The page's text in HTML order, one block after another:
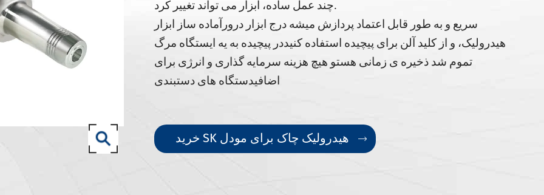
نگهبانان ابزار DIN 69871- SK
نگهبانان ابزار DIN 69871- IO
نگهبانان ابزار ANSI B5.50 SCAT/CAT
نگهبانان ابزار HSK-F DIN 69893 (ISO 12164)
نگهبانان ابزار DIN69893 (ISO12164-1)- HSK- T
چند عمل ساده، ابزار می تواند تغییر کرد.
سريع و به طور قابل اعتماد پردازش ميشه درج ابزار درور آماده ساز ابزار
هیدرولیک، و از کلید آلن برای پیچیده استفاده کنیددر پيچيده به يه ايستگاه مرگ
تموم شد ذخیره ی زمانی هستو هیچ هزینه سرمایه گذاری و انرژی برای
اضافیدستگاه های دستبندی
